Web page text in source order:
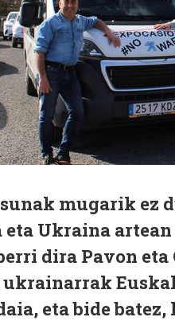
mugarik ez
eta Ukraina
dira Pavon eta
eta bide